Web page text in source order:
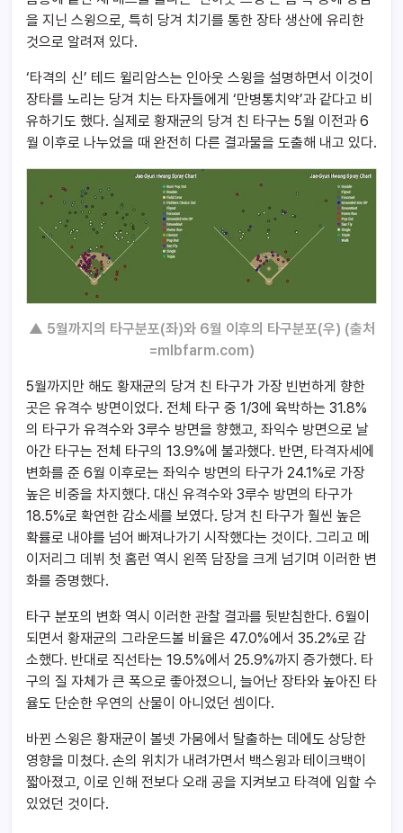
을 지닌 스윙으로, 특히 당겨 치기를 통한 장타 생산에 유리한
것으로 알려져 있다.
‘타격의 신’ 테드 윌리암스는 인아웃 스윙을 설명하면서 이것이
장타를 노리는 당겨 치는 타자들에게 ‘만병통치약’과 같다고 비
유하기도 했다. 실제로 황재균의 당겨 친 타구는 5월 이전과 6
월 이후로 나누었을 때 완전히 다른 결과물을 도출해 내고 있다.
▲ 5월까지의 타구분포(좌)와 6월 이후의 타구분포(우) (출처
=mlbfarm.com)
5월까지만 해도 황재균의 당겨 친 타구가 가장 빈번하게 향한
곳은 유격수 방면이었다. 전체 타구 중 1/3에 육박하는 31.8%
의 타구가 유격수와 3루수 방면을 향했고, 좌익수 방면으로 날
아간 타구는 전체 타구의 13.9%에 불과했다. 반면, 타격자세에
변화를 준 6월 이후로는 좌익수 방면의 타구가 24.1%로 가장
높은 비중을 차지했다. 대신 유격수와 3루수 방면의 타구가
18.5%로 확연한 감소세를 보였다. 당겨 친 타구가 훨씬 높은
확률로 내야를 넘어 빠져나가기 시작했다는 것이다. 그리고 메
이저리그 데뷔 첫 홈런 역시 왼쪽 담장을 크게 넘기며 이러한 변
화를 증명했다.
타구 분포의 변화 역시 이러한 관찰 결과를 뒷받침한다. 6월이
되면서 황재균의 그라운드볼 비율은 47.0%에서 35.2%로 감
소했다. 반대로 직선타는 19.5%에서 25.9%까지 증가했다. 타
구의 질 자체가 큰 폭으로 좋아졌으니, 늘어난 장타와 높아진 타
율도 단순한 우연의 산물이 아니었던 셈이다.
바뀐 스윙은 황재균이 볼넷 가뭄에서 탈출하는 데에도 상당한
영향을 미쳤다. 손의 위치가 내려가면서 백스윙과 테이크백이
짧아졌고, 이로 인해 전보다 오래 공을 지켜보고 타격에 임할 수
있었던 것이다.